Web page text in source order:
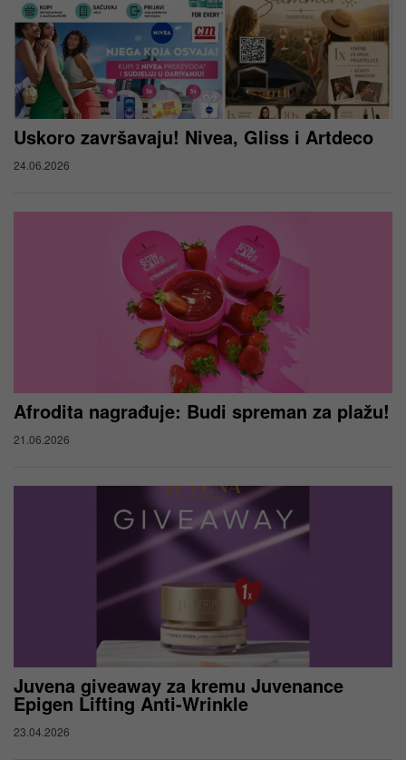
Uskoro završavaju! Nivea, Gliss i Artdeco
24.06.2026
Afrodita nagrađuje: Budi spreman za plažu!
21.06.2026
Juvena giveaway za kremu Juvenance
Epigen Lifting Anti-Wrinkle
23.04.2026